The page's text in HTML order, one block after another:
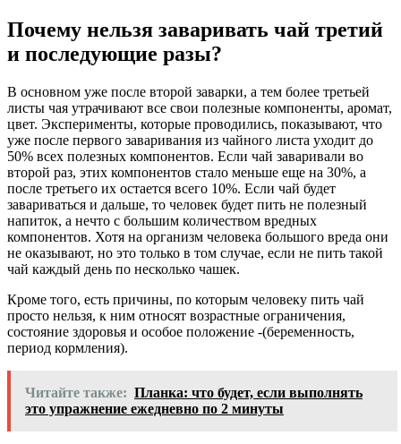
Почему нельзя заваривать чай третий
и последующие разы?
В основном уже после второй заварки, а тем более третьей
листы чая утрачивают все свои полезные компоненты, аромат,
цвет. Эксперименты, которые проводились, показывают, что
уже после первого заваривания из чайного листа уходит до
50% всех полезных компонентов. Если чай заваривали во
второй раз, этих компонентов стало меньше еще на 30%, а
после третьего их остается всего 10%. Если чай будет
завариваться и дальше, то человек будет пить не полезный
напиток, а нечто с большим количеством вредных
компонентов. Хотя на организм человека большого вреда они
не оказывают, но это только в том случае, если не пить такой
чай каждый день по несколько чашек.
Кроме того, есть причины, по которым человеку пить чай
просто нельзя, к ним относят возрастные ограничения,
состояние здоровья и особое положение -(беременность,
период кормления).
Читайте также: Планка: что будет, если выполнять
это упражнение ежедневно по 2 минуты